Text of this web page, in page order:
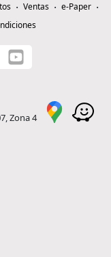
Ventas
e-Paper
Zona 4